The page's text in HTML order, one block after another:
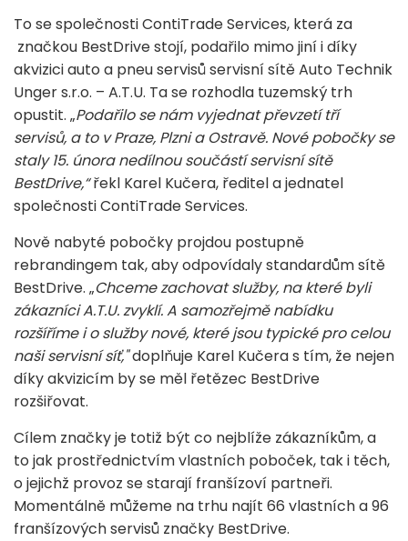
To se společnosti ContiTrade Services, která za
značkou BestDrive stojí, podařilo mimo jiní i díky
akvizici auto a pneu servisů servisní sítě Auto Technik
Unger s.r.o. – A.T.U. Ta se rozhodla tuzemský trh
opustit. „Podařilo se nám vyjednat převzetí tří
servisů, a to v Praze, Plzni a Ostravě. Nové pobočky se
staly 15. února nedílnou součástí servisní sítě
BestDrive,“řekl Karel Kučera, ředitel a jednatel
společnosti ContiTrade Services.
Nově nabyté pobočky projdou postupně
rebrandingem tak, aby odpovídaly standardům sítě
BestDrive. „Chceme zachovat služby, na které byli
zákazníci A.T.U. zvyklí. A samozřejmě nabídku
rozšíříme i o služby nové, které jsou typické pro celou
naši servisní síť,"doplňuje Karel Kučera s tím, že nejen
díky akvizicím by se měl řetězec BestDrive
rozšiřovat.
Cílem značky je totiž být co nejblíže zákazníkům, a
to jak prostřednictvím vlastních poboček, tak i těch,
o jejichž provoz se starají franšízoví partneři.
Momentálně můžeme na trhu najít 66 vlastních a 96
franšízových servisů značky BestDrive.